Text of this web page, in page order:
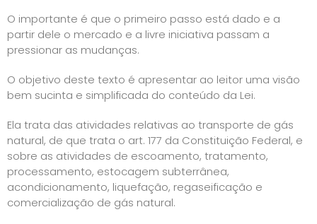
O importante é que o primeiro passo está dado e a
partir dele o mercado e a livre iniciativa passam a
pressionar as mudanças.
O objetivo deste texto é apresentar ao leitor uma visão
bem sucinta e simplificada do conteúdo da Lei.
Ela trata das atividades relativas ao transporte de gás
natural, de que trata o art. 177 da Constituição Federal, e
sobre as atividades de escoamento, tratamento,
processamento, estocagem subterrânea,
acondicionamento, liquefação, regaseificação e
comercialização de gás natural.